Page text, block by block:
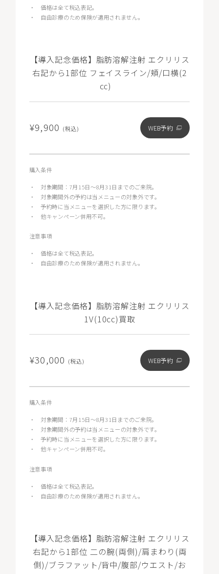
・価格は全て税込表記。
・
自由診療のため保険が適用されません。
【導入記念価格】脂肪溶解注射 エクリリス
右記から1部位 フェイスライン/頬/口横(2
㏄)
¥9,900 (税込) WEB予約
購入条件
・ 対象期間：7月15日～8月31日までのご来院。
・ 対象期間外の予約は当メニューの対象外です。
・予約時に当メニューを選択した方に限ります。
・他キャンペーン併用不可。
注意事項
・価格は全て税込表記。
・
自由診療のため保険が適用されません。
【導入記念価格】脂肪溶解注射 エクリリス
1V(10cc)買取
¥30,000 (税込) WEB予約
購入条件
・ 対象期間：7月15日～8月31日までのご来院。
・ 対象期間外の予約は当メニューの対象外です。
・予約時に当メニューを選択した方に限ります。
・他キャンペーン併用不可。
注意事項
・価格は全て税込表記。
・
自由診療のため保険が適用されません。
【導入記念価格】脂肪溶解注射 エクリリス
右記から1部位 二の腕(両側)/肩まわり(両
側)/ブラファット/背中/腹部/ウエスト/お